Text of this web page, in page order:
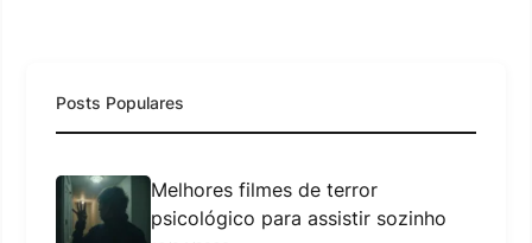
Posts Populares
Melhores filmes de terror
psicológico para assistir sozinho